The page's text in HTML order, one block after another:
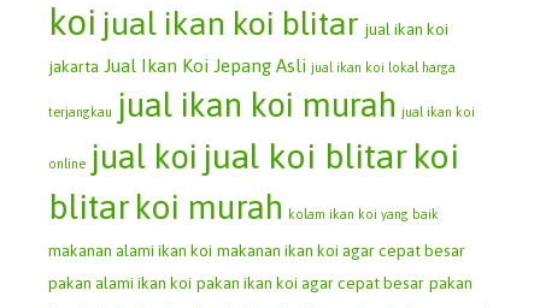
koi jual ikan koi blitar jual ikan koi
jakarta Jual Ikan Koi Jepang Asli jual ikan koi lokal harga
terjangkau jual ikan koi murah jual ikan koi
online jual koi jual koi blitar koi
blitar koi murah kolam ikan koi yang baik
makanan alami ikan koi makanan ikan koi agar cepat besar
pakan alami ikan koi pakan ikan koi agar cepat besar pakan